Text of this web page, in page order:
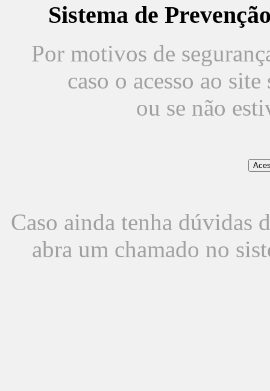
Sistema de
Por motivos de
caso o acesso ao
ou se não
Caso ainda tenha dúvidas
abra um chamado no